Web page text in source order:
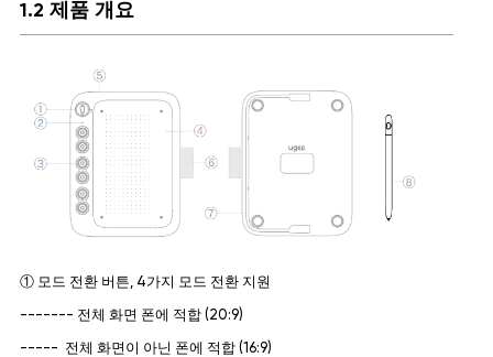
1.2 제품 개요
① 모드 전환 버튼, 4가지 모드 전환 지원
------- 전체 화면 폰에 적합 (20:9)
----- 전체 화면이 아닌 폰에 적합 (16:9)